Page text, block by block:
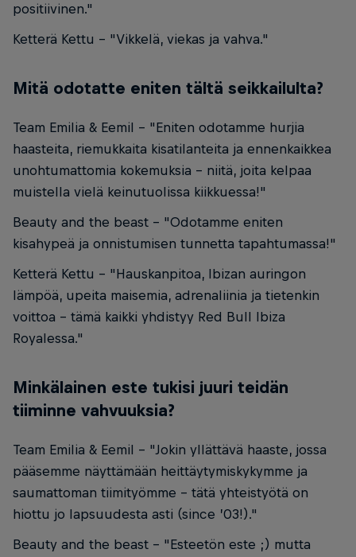
positiivinen."
Ketterä Kettu - "Vikkelä, viekas ja vahva."
Mitä odotatte eniten tältä seikkailulta?
Team Emilia & Eemil - "Eniten odotamme hurjia
haasteita, riemukkaita kisatilanteita ja ennenkaikkea
unohtumattomia kokemuksia – niitä, joita kelpaa
muistella vielä keinutuolissa kiikkuessa!"
Beauty and the beast - "Odotamme eniten
kisahypeä ja onnistumisen tunnetta tapahtumassa!"
Ketterä Kettu - "Hauskanpitoa, Ibizan auringon
lämpöä, upeita maisemia, adrenaliinia ja tietenkin
voittoa – tämä kaikki yhdistyy Red Bull Ibiza
Royalessa."
Minkälainen este tukisi juuri teidän
tiiminne vahvuuksia?
Team Emilia & Eemil - "Jokin yllättävä haaste, jossa
pääsemme näyttämään heittäytymiskykymme ja
saumattoman tiimityömme – tätä yhteistyötä on
hiottu jo lapsuudesta asti (since ’03!)."
Beauty and the beast - "Esteetön este ;) mutta